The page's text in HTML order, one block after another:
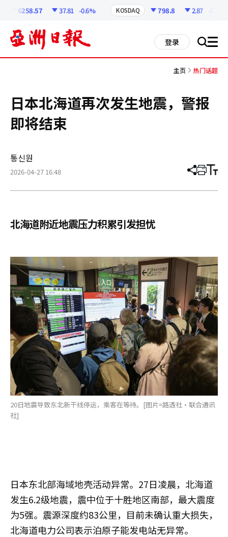
6258.57 37.81 -0.6% KOSDAQ 798.8 2.87 -0.36%
登录 搜 all
主页 热门话题
日本北海道再次发生地震，警报
即将结束
통신원
2026-04-27 16:48 分
章
打 调
小
北海道附近地震压力积累引发担忧
20日地震导致东北新干线停运，乘客在等待。[图片=路透社·联合通讯
社]
日本东北部海域地壳活动异常。27日凌晨，北海道
发生6.2级地震，震中位于十胜地区南部，最大震度
为5强。震源深度约83公里，目前未确认重大损失，
北海道电力公司表示泊原子能发电站无异常。